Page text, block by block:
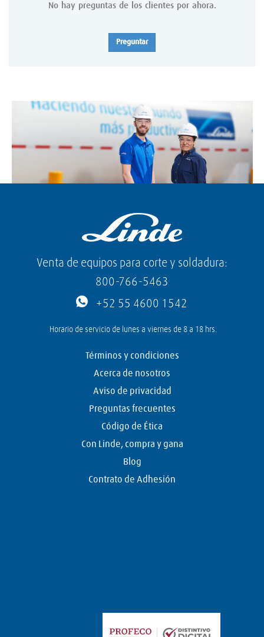
No hay preguntas de los clientes por ahora.
Preguntar
Venta de equipos para corte y soldadura:
800-766-5463
+52 55 4600 1542
Horario de servicio de lunes a viernes de 8 a 18 hrs.
Términos y condiciones
Acerca de nosotros
Aviso de privacidad
Preguntas frecuentes
Código de Ética
Con Linde, compra y gana
Blog
Contrato de Adhesión